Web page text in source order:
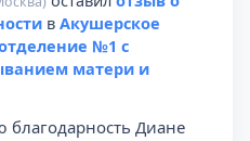
в Акушерское
№1 с
матери и
благодарность Диане